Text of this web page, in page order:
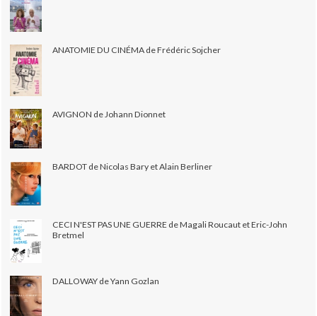
ANATOMIE DU CINÉMA de Frédéric Sojcher
AVIGNON de Johann Dionnet
BARDOT de Nicolas Bary et Alain Berliner
CECI N'EST PAS UNE GUERRE de Magali Roucaut et Eric-John
Bretmel
DALLOWAY de Yann Gozlan